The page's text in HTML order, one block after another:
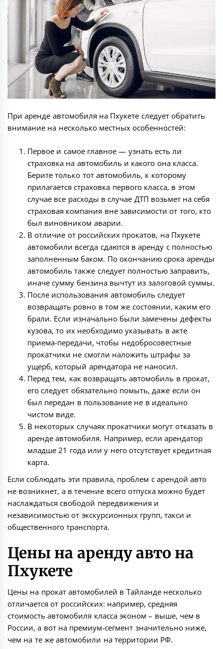
При аренде автомобиля на Пхукете следует обратить
внимание на несколько местных особенностей:
Первое и самое главное — узнать есть ли
страховка на автомобиль и какого она класса.
Берите только тот автомобиль, к которому
прилагается страховка первого класса, в этом
случае все расходы в случае ДТП возьмет на себя
страховая компания вне зависимости от того, кто
был виновником аварии.
В отличие от российских прокатов, на Пхукете
автомобили всегда сдаются в аренду с полностью
заполненным баком. По окончанию срока аренды
автомобиль также следует полностью заправить,
иначе сумму бензина вычтут из залоговой суммы.
После использования автомобиль следует
возвращать ровно в том же состоянии, каким его
брали. Если изначально были замечены дефекты
кузова, то их необходимо указывать в акте
приема-передачи, чтобы недобросовестные
прокатчики не смогли наложить штрафы за
ущерб, который арендатора не наносил.
Перед тем, как возвращать автомобиль в прокат,
его следует обязательно помыть, даже если он
был передан в пользование не в идеально
чистом виде.
В некоторых случаях прокатчики могут отказать в
аренде автомобиля. Например, если арендатор
младше 21 года или у него отсутствует кредитная
карта.
Если соблюдать эти правила, проблем с арендой авто
не возникнет, а в течение всего отпуска можно будет
наслаждаться свободой передвижения и
независимостью от экскурсионных групп, такси и
общественного транспорта.
Цены на аренду авто на
Пхукете
Цены на прокат автомобилей в Тайланде несколько
отличается от российских: например, средняя
стоимость автомобиля класса эконом – выше, чем в
России, а вот на премиум-сегмент значительно ниже,
чем на те же автомобили на территории РФ.